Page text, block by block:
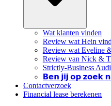
Wat klanten vinden
Review wat Hein
Review wat Eveline
Review van Nick &
Strictly-Business
𝗕𝗲𝗻 𝗷𝗶𝗷 𝗼𝗽 𝘇𝗼𝗲𝗸
Contactverzoek
Financial lease berekenen